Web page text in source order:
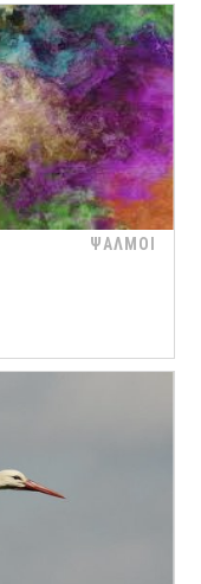
ΨΑΛΜΟΙ